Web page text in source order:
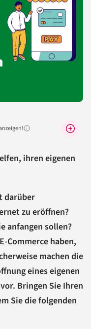
Warum lohnt sich das?
ihren eigenen
darüber
zu eröffnen?
anfangen sollen?
E-Commerce haben,
machen die
eines eigenen
Bringen Sie Ihren
Sie die folgenden